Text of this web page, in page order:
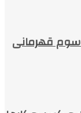
سوم قهرمانی